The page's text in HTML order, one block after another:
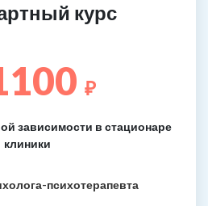
курс
₽
зависимости в стационаре
клиники
психотерапевта